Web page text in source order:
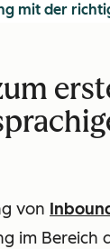
von
im Bereich
mit der